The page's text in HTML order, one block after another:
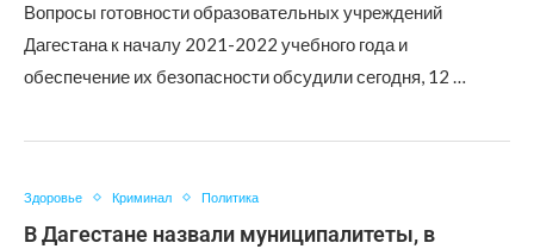
Вопросы готовности образовательных учреждений
Дагестана к началу 2021-2022 учебного года и
обеспечение их безопасности обсудили сегодня, 12 …
Здоровье Криминал Политика
В Дагестане назвали муниципалитеты, в